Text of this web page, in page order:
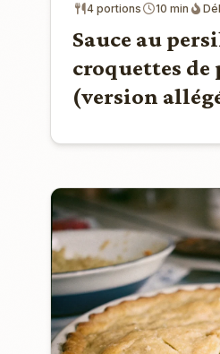
4 portions 10 min
Sauce au
croquettes de
(version